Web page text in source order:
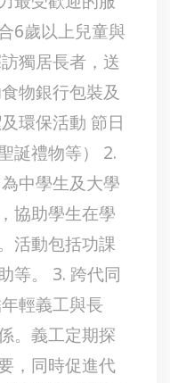
6歲以上兒童與
獨居長者，送
物銀行包裝及
環保活動 節日
誕禮物等） 2.
中學生及大學
協助學生在學
活動包括功課
等。 3. 跨代同
輕義工與長
。義工定期探
，同時促進代